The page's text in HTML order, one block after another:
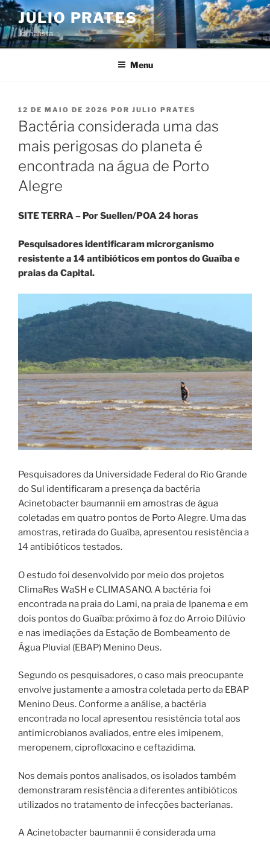
Pular
para
o
conteúdo
JULIO PRATES
Jornalista
Menu
PUBLICADO
EM
12 DE MAIO DE 2026 POR JULIO PRATES
Bactéria considerada uma das
mais perigosas do planeta é
encontrada na água de Porto
Alegre
SITE TERRA – Por Suellen/POA 24 horas
Pesquisadores identificaram microrganismo
resistente a 14 antibióticos em pontos do Guaíba e
praias da Capital.
Pesquisadores da Universidade Federal do Rio Grande
do Sul identificaram a presença da bactéria
Acinetobacter baumannii em amostras de água
coletadas em quatro pontos de Porto Alegre. Uma das
amostras, retirada do Guaíba, apresentou resistência a
14 antibióticos testados.
O estudo foi desenvolvido por meio dos projetos
ClimaRes WaSH e CLIMASANO. A bactéria foi
encontrada na praia do Lami, na praia de Ipanema e em
dois pontos do Guaíba: próximo à foz do Arroio Dilúvio
e nas imediações da Estação de Bombeamento de
Água Pluvial (EBAP) Menino Deus.
Segundo os pesquisadores, o caso mais preocupante
envolve justamente a amostra coletada perto da EBAP
Menino Deus. Conforme a análise, a bactéria
encontrada no local apresentou resistência total aos
antimicrobianos avaliados, entre eles imipenem,
meropenem, ciprofloxacino e ceftazidima.
Nos demais pontos analisados, os isolados também
demonstraram resistência a diferentes antibióticos
utilizados no tratamento de infecções bacterianas.
A Acinetobacter baumannii é considerada uma